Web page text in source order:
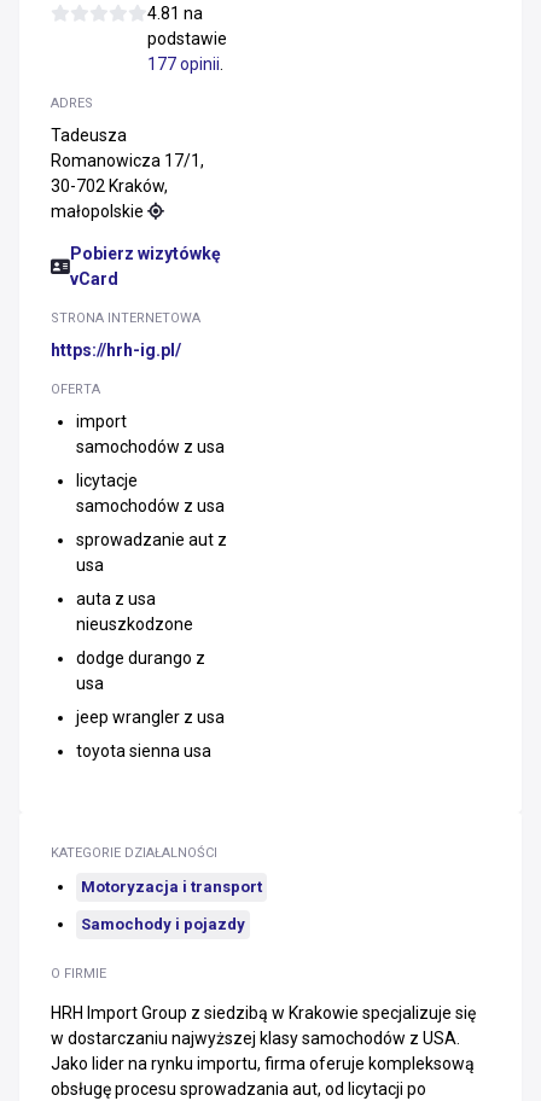
4.81 na
podstawie
177 opinii
ADRES
Tadeusza
Romanowicza 17/1,
30-702 Kraków,
małopolskie
Pobierz wizytówkę
vCard
STRONA INTERNETOWA
https://hrh-ig.pl/
OFERTA
import
samochodów z usa
licytacje
samochodów z usa
sprowadzanie aut z
usa
auta z usa
nieuszkodzone
dodge durango z
usa
jeep wrangler z usa
toyota sienna usa
O FIRMIE
HRH Import Group z siedzibą w Krakowie specjalizuje się
w dostarczaniu najwyższej klasy samochodów z USA.
Jako lider na rynku importu, firma oferuje kompleksową
obsługę procesu sprowadzania aut, od licytacji po
KATEGORIE DZIAŁALNOŚCI
Motoryzacja i transport
Samochody i pojazdy